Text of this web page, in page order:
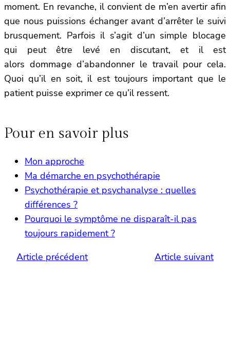
moment. En revanche, il convient de m’en avertir afin
que nous puissions échanger avant d’arrêter le suivi
brusquement. Parfois il s’agit d’un simple blocage
qui peut être levé en discutant, et il est
alors dommage d’abandonner le travail pour cela.
Quoi qu’il en soit, il est toujours important que le
patient puisse exprimer ce qu’il ressent.
Pour en savoir plus
Mon approche
Ma démarche en psychothérapie
Psychothérapie et psychanalyse : quelles
différences ?
Pourquoi le symptôme ne disparaît-il pas
toujours rapidement ?
Article précédent
Article suivant